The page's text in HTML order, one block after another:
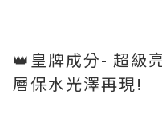
👑皇牌成分- 超級
層保水光澤再現!